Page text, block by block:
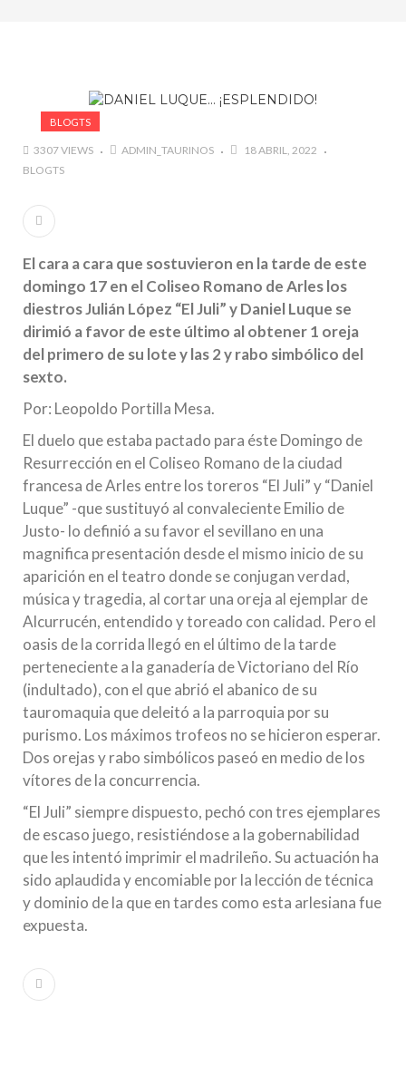
#LA COLOMBIA TAURINA SE VISTE DE LUCES EN
BOGOTA
BLOGTS
3307 VIEWS ADMIN_TAURINOS
18 ABRIL, 2022
BLOGTS
El cara a cara que sostuvieron en la tarde de este
domingo 17 en el Coliseo Romano de Arles los
diestros Julián López “El Juli” y Daniel Luque se
dirimió a favor de este último al obtener 1 oreja
del primero de su lote y las 2 y rabo simbólico del
sexto.
Por: Leopoldo Portilla Mesa.
El duelo que estaba pactado para éste Domingo de
Resurrección en el Coliseo Romano de la ciudad
francesa de Arles entre los toreros “El Juli” y “Daniel
Luque” -que sustituyó al convaleciente Emilio de
Justo- lo definió a su favor el sevillano en una
magnifica presentación desde el mismo inicio de su
aparición en el teatro donde se conjugan verdad,
música y tragedia, al cortar una oreja al ejemplar de
Alcurrucén, entendido y toreado con calidad. Pero el
oasis de la corrida llegó en el último de la tarde
perteneciente a la ganadería de Victoriano del Río
(indultado), con el que abrió el abanico de su
tauromaquia que deleitó a la parroquia por su
purismo. Los máximos trofeos no se hicieron esperar.
Dos orejas y rabo simbólicos paseó en medio de los
vítores de la concurrencia.
“El Juli” siempre dispuesto, pechó con tres ejemplares
de escaso juego, resistiéndose a la gobernabilidad
que les intentó imprimir el madrileño. Su actuación ha
sido aplaudida y encomiable por la lección de técnica
y dominio de la que en tardes como esta arlesiana fue
expuesta.